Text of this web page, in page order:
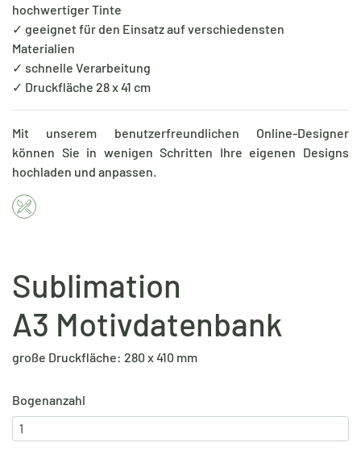
hochwertiger Tinte
✓ geeignet für den Einsatz auf verschiedensten
Materialien
✓ schnelle Verarbeitung
✓ Druckfläche 28 x 41 cm
Mit unserem benutzerfreundlichen Online-Designer
können Sie in wenigen Schritten Ihre eigenen Designs
hochladen und anpassen.
Sublimation
A3 Motivdatenbank
große Druckfläche: 280 x 410 mm
Bogenanzahl